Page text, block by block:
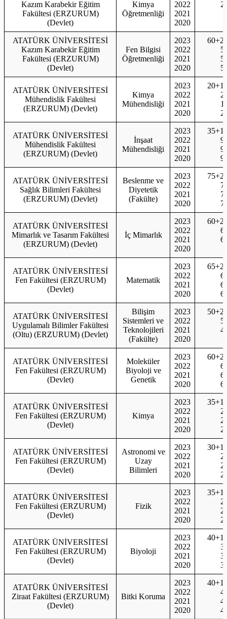
Kazım Karabekir Eğitim
Fakültesi (ERZURUM)
(Devlet)
Kimya
Öğretmenliği
2022
2021
2020
ATATÜRK ÜNİVERSİTESİ
Kazım Karabekir Eğitim
Fakültesi (ERZURUM)
(Devlet)
Fen Bilgisi
Öğretmenliği
2023
2022
2021
2020
ATATÜRK ÜNİVERSİTESİ
Mühendislik Fakültesi
(ERZURUM) (Devlet)
Kimya
Mühendisliği
2023
2022
2021
2020
ATATÜRK ÜNİVERSİTESİ
Mühendislik Fakültesi
(ERZURUM) (Devlet)
İnşaat
Mühendisliği
2023
2022
2021
2020
ATATÜRK ÜNİVERSİTESİ
Sağlık Bilimleri Fakültesi
(ERZURUM) (Devlet)
Beslenme ve
Diyetetik
(Fakülte)
2023
2022
2021
2020
ATATÜRK ÜNİVERSİTESİ
Mimarlık ve Tasarım Fakültesi
(ERZURUM) (Devlet)
İç Mimarlık
2023
2022
2021
2020
ATATÜRK ÜNİVERSİTESİ
Fen Fakültesi (ERZURUM)
(Devlet)
Matematik
2023
2022
2021
2020
ATATÜRK ÜNİVERSİTESİ
Uygulamalı Bilimler Fakültesi
(Oltu) (ERZURUM) (Devlet)
Bilişim
Sistemleri ve
Teknolojileri
(Fakülte)
2023
2022
2021
2020
ATATÜRK ÜNİVERSİTESİ
Fen Fakültesi (ERZURUM)
(Devlet)
Moleküler
Biyoloji ve
Genetik
2023
2022
2021
2020
ATATÜRK ÜNİVERSİTESİ
Fen Fakültesi (ERZURUM)
(Devlet)
Kimya
2023
2022
2021
2020
ATATÜRK ÜNİVERSİTESİ
Fen Fakültesi (ERZURUM)
(Devlet)
Astronomi ve
Uzay
Bilimleri
2023
2022
2021
2020
ATATÜRK ÜNİVERSİTESİ
Fen Fakültesi (ERZURUM)
(Devlet)
Fizik
2023
2022
2021
2020
ATATÜRK ÜNİVERSİTESİ
Fen Fakültesi (ERZURUM)
(Devlet)
Biyoloji
2023
2022
2021
2020
ATATÜRK ÜNİVERSİTESİ
Ziraat Fakültesi (ERZURUM)
(Devlet)
Bitki Koruma
2023
2022
2021
2020